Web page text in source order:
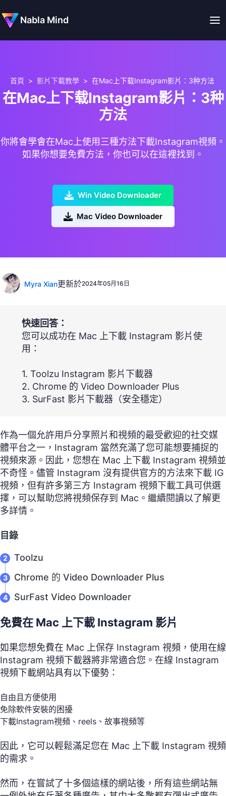
Nabla Mind
首頁 > 影片下載教學 > 在Mac上下载Instagram影片：3种方法
在Mac上下载Instagram影片：3种
方法
你將會學會在Mac上使用三種方法下載Instagram視頻。
如果你想要免費方法，你也可以在這裡找到。
Win Video Downloader
Mac Video Downloader
Myra Xian更新於2024年05月16日
快速回答：
您可以成功在 Mac 上下載 Instagram 影片使
用：
1. Toolzu Instagram 影片下載器
2. Chrome 的 Video Downloader Plus
3. SurFast 影片下載器（安全穩定）
作為一個允許用戶分享照片和視頻的最受歡迎的社交媒
體平台之一，Instagram 當然充滿了您可能想要捕捉的
視頻來源。因此，您想在 Mac 上下載 Instagram 視頻並
不奇怪。儘管 Instagram 沒有提供官方的方法來下載 IG
視頻，但有許多第三方 Instagram 視頻下載工具可供選
擇，可以幫助您將視頻保存到 Mac。繼續閱讀以了解更
多詳情。
目錄
Toolzu
Chrome 的 Video Downloader Plus
SurFast Video Downloader
免費在 Mac 上下載 Instagram 影片
如果您想免費在 Mac 上保存 Instagram 視頻，使用在線
Instagram 視頻下載器將非常適合您。在線 Instagram
視頻下載網站具有以下優勢：
自由且方便使用
免除軟件安裝的困擾
下載Instagram視頻、reels、故事視頻等
因此，它可以輕鬆滿足您在 Mac 上下載 Instagram 視頻
的需求。
然而，在嘗試了十多個這樣的網站後，所有這些網站無